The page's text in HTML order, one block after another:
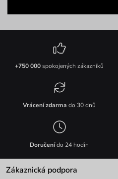
+750 000spokojených zákazníků
Vrácení zdarma do 30 dnů
Doručenído 24 hodin
Zákaznická podpora